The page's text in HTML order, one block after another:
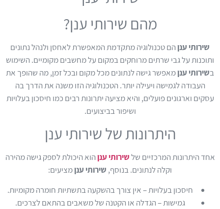
מהם שירותי ענן?
שירותי ענן הם טכנולוגיה מתקדמת המאפשרת לאחסן ולנהל נתונים
ותוכנות על גבי שרתים מרוחקים במקום על מחשבים מקומיים. השימוש
בשירותי ענןמאפשר גישה לנתונים מכל מקום ובכל זמן, מה שהופך את
העבודה לגמישה ויעילה יותר. הטכנולוגיה הזו משנה את הדרך בה
עסקים וארגונים פועלים, והיא מציעה יתרונות רבים כמו חיסכון בעלויות
ושיפור בביצועים.
היתרונות של שירותי ענן
אחד היתרונות המרכזיים שלשירותי ענןהוא היכולת לספק גישה מהירה
וקלה לנתונים. בנוסף, שירותי ענןמציעים:
חיסכון בעלויות – אין צורך בהשקעה בתשתיות חומרה מקומיות.
גמישות – הגדלה או הקטנה של משאבים בהתאם לצרכים.